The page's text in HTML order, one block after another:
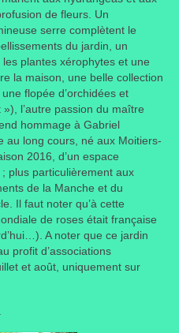
de fleurs. Un
serre complètent le
du jardin, un
plantes xérophytes et une
la maison, une belle collection
flopée d’orchidées et
l’autre passion du maître
hommage à Gabriel
au long cours, né aux Moitiers-
2016, d’un espace
plus particulièrement aux
de la Manche et du
Il faut noter qu’à cette
de roses était française
A noter que ce jardin
profit d’associations
et août, uniquement sur